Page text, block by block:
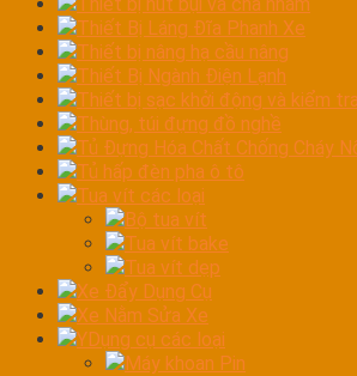
Thiết Bị Láng Đĩa Phanh Xe
Thiết bị nâng hạ cầu nâng
Thiết Bị Ngành Điện Lạnh
Thiết bị sạc khởi động và kiểm
Thùng, túi đựng đồ nghề
Tủ Đựng Hóa Chất Chống Cháy
Tủ hấp đèn pha ô tô
Tua vít các loại
Bộ tua vít
Tua vít bake
Tua vít dẹp
Xe Đẩy Dụng Cụ
Xe Nằm Sửa Xe
YDụng cụ các loại
Máy khoan Pin